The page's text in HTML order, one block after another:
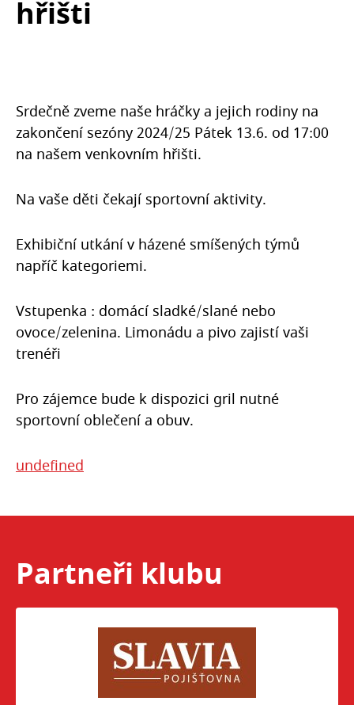
hřišti
Srdečně zveme naše hráčky a jejich rodiny na
zakončení sezóny 2024/25 Pátek 13.6. od 17:00
na našem venkovním hřišti.
Na vaše děti čekají sportovní aktivity.
Exhibiční utkání v házené smíšených týmů
napříč kategoriemi.
Vstupenka : domácí sladké/slané nebo
ovoce/zelenina. Limonádu a pivo zajistí vaši
trenéři
Pro zájemce bude k dispozici gril nutné
sportovní oblečení a obuv.
undefined
Partneři klubu